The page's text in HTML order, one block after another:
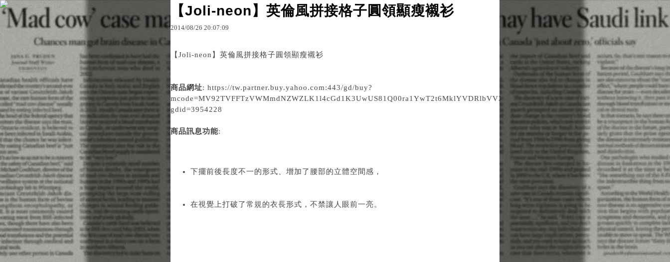
我的Blog
原文網址：http://blog.udn.com/michael144mu/16677007
【Joli-neon】英倫風拼接格子圓領顯瘦襯衫
2014/08/26 20:07:09
【Joli-neon】英倫風拼接格子圓領顯瘦襯衫
商品網址: https://tw.partner.buy.yahoo.com:443/gd/buy?
mcode=MV92TVFFTzVWMmdNZWZLK1l4cGd1K3UwUS81Q00ra1YwT2t6MklYVDRlbVVZPQ==&url=https://tw.buy.yahoo.com/gdsale/
gdid=3954228
商品訊息功能:
下擺前後長度不一的形式、增加了腰部的立體空間感，
在視覺上打破了常規的衣長形式，不禁讓人眼前一亮。